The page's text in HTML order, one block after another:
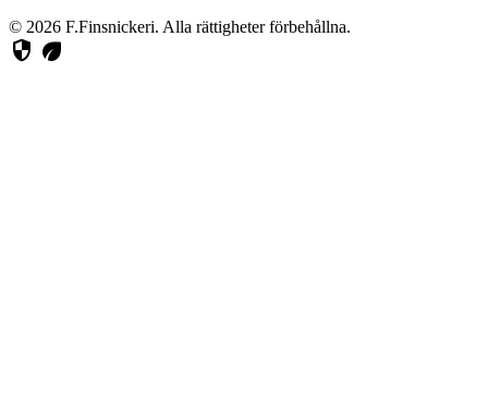
© 2026 F.Finsnickeri. Alla rättigheter förbehållna.
security eco